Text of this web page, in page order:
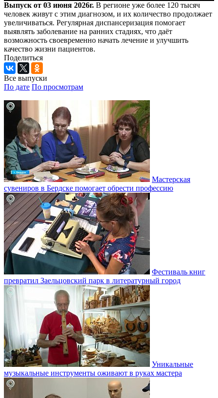
Выпуск от 03 июня 2026г. В регионе уже более 120 тысяч
человек живут с этим диагнозом, и их количество продолжает
увеличиваться. Регулярная диспансеризация помогает
выявлять заболевание на ранних стадиях, что даёт
возможность своевременно начать лечение и улучшить
качество жизни пациентов.
Поделиться
Все выпуски
По дате По просмотрам
Мастерская
сувениров в Бердске помогает обрести профессию
Фестиваль книг
превратил Заельцовский парк в литературный город
Уникальные
музыкальные инструменты оживают в руках мастера